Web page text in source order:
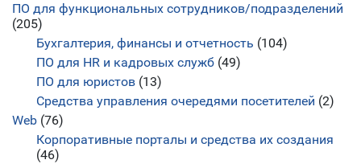
ПО для функциональных сотрудников/подразделений
(205)
Бухгалтерия, финансы и отчетность (104)
ПО для HR и кадровых служб (49)
ПО для юристов (13)
Средства управления очередями посетителей (2)
Web (76)
Корпоративные порталы и средства их создания
(46)